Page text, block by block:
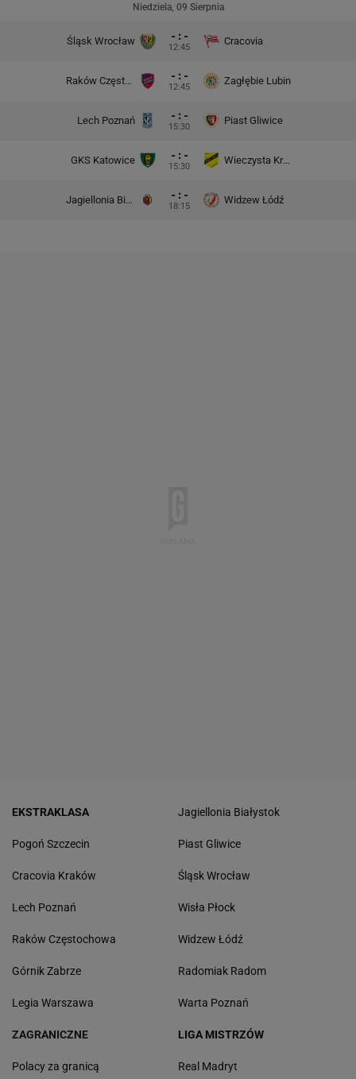
Niedziela, 09 Sierpnia
Śląsk Wrocław - : -
12:45
Cracovia
Raków Częstochowa - : -
12:45
Zagłębie Lubin
Lech Poznań - : -
15:30
Piast Gliwice
GKS Katowice - : -
15:30
Wieczysta Kraków
Jagiellonia Białystok - : -
18:15
Widzew Łódź
EKSTRAKLASA
Pogoń Szczecin
Cracovia Kraków
Lech Poznań
Raków Częstochowa
Górnik Zabrze
Legia Warszawa
Jagiellonia Białystok
Piast Gliwice
Śląsk Wrocław
Wisła Płock
Widzew Łódź
Radomiak Radom
Warta Poznań
ZAGRANICZNE
Polacy za granicą
LIGA MISTRZÓW
Real Madryt